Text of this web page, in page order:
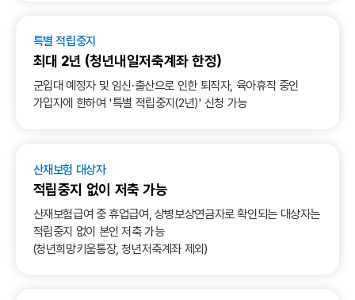
특별 적립중지
최대 2년 (청년내일저축계좌 한정)
군입대 예정자 및 임신·출산으로 인한 퇴직자, 육아휴직 중인
가입자에 한하여 '특별 적립중지(2년)' 신청 가능
산재보험 대상자
적립중지 없이 저축 가능
산재보험급여 중 휴업급여, 상병보상연금자로 확인되는 대상자는
적립중지 없이 본인 저축 가능
(청년희망키움통장, 청년저축계좌 제외)